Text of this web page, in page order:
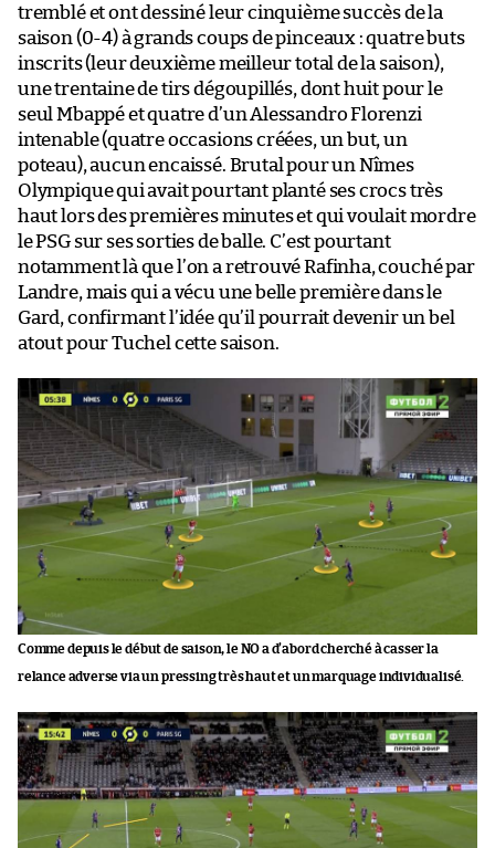
tremblé et ont dessiné leur cinquième succès de la
saison (0-4) à grands coups de pinceaux : quatre buts
inscrits (leur deuxième meilleur total de la saison),
une trentaine de tirs dégoupillés, dont huit pour le
seul Mbappé et quatre d’un Alessandro Florenzi
intenable (quatre occasions créées, un but, un
poteau), aucun encaissé. Brutal pour un Nîmes
Olympique qui avait pourtant planté ses crocs très
haut lors des premières minutes et qui voulait mordre
le PSG sur ses sorties de balle. C’est pourtant
notamment là que l’on a retrouvé Rafinha, couché par
Landre, mais qui a vécu une belle première dans le
Gard, confirmant l’idée qu’il pourrait devenir un bel
atout pour Tuchel cette saison.
Comme depuis le début de saison, le NO a d’abord cherché à casser la
relance adverse via un pressing très haut et un marquage individualisé.